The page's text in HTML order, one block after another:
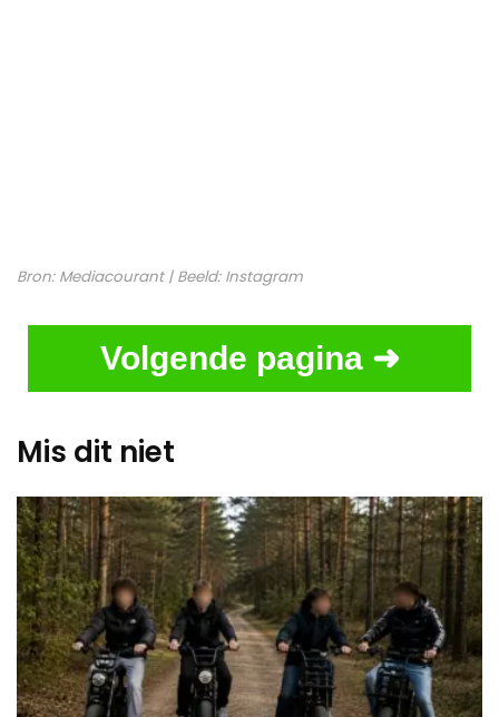
Bron: Mediacourant| Beeld: Instagram
Volgende pagina ➜
Mis dit niet